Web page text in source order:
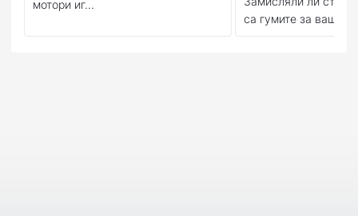
мотори иг...
са гумите за вашия